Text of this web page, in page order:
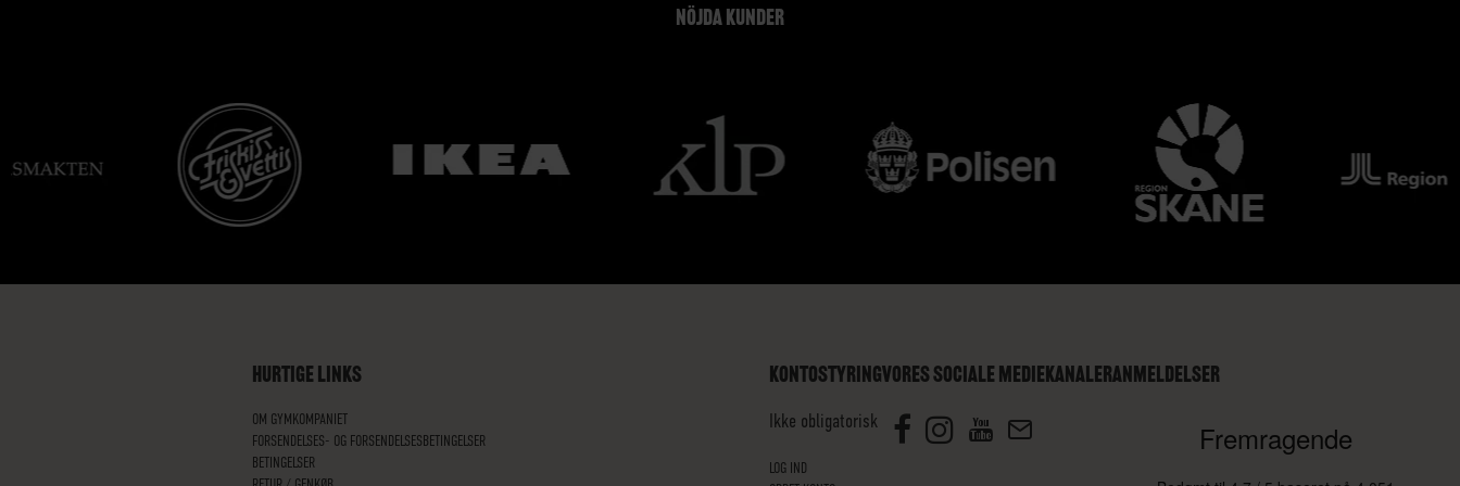
NÖJDA KUNDER
HURTIGE LINKS
OM GYMKOMPANIET
FORSENDELSES- OG FORSENDELSESBETINGELSER
BETINGELSER
KONTOSTYRING
Ikke obligatorisk
LOG IND
VORES SOCIALE MEDIEKANALERANMELDELSER